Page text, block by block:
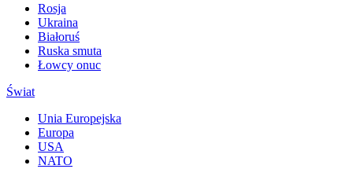
Rosja
Ukraina
Białoruś
Ruska smuta
Łowcy onuc
Świat
Unia Europejska
Europa
USA
NATO